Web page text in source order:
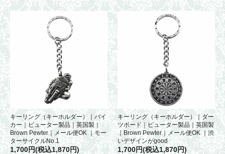
キーリング（キーホルダー）｜バイ
カー｜ピューター製品｜英国製｜
Brown Pewter｜メール便OK ｜モー
ターサイクルNo.1
1,700円(税込1,870円)
キーリング（キーホルダー）｜ダー
ツボード｜ピューター製品｜英国製
｜Brown Pewter｜メール便OK ｜渋
いデザインがgood
1,700円(税込1,870円)